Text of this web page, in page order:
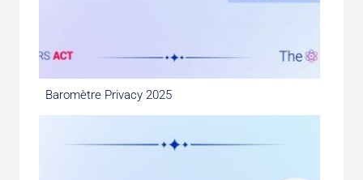
Baromètre Privacy 2025